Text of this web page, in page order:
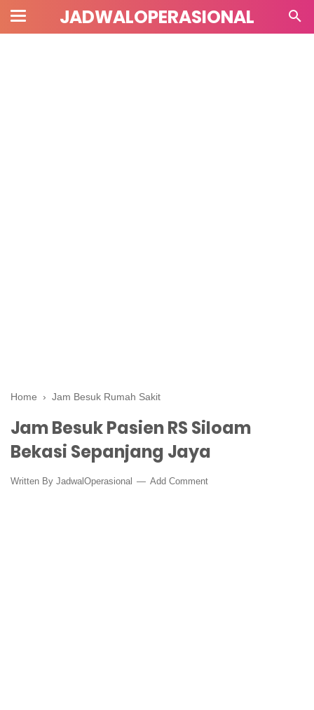
JADWALOPERASIONAL
Home › Jam Besuk Rumah Sakit
Jam Besuk Pasien RS Siloam
Bekasi Sepanjang Jaya
Written By JadwalOperasional Add Comment